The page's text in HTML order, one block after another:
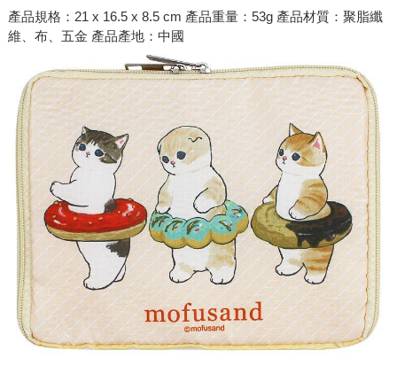
產品規格：21 x 16.5 x 8.5 cm 產品重量：53g 產品材質：聚脂纖
維、布、五金 產品產地：中國